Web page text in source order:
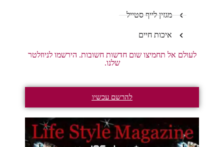
מגזין לייף סטייל
איכות חיים
לעולם אל תחמיצו שום חדשות חשובות. הירשמו לניוזלטר
שלנו.
להרשם עכשיו